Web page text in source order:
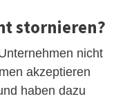
stornieren?
nicht
akzeptieren
haben dazu